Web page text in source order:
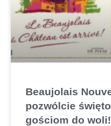
Beaujolais
pozwólcie
gościom do woli!